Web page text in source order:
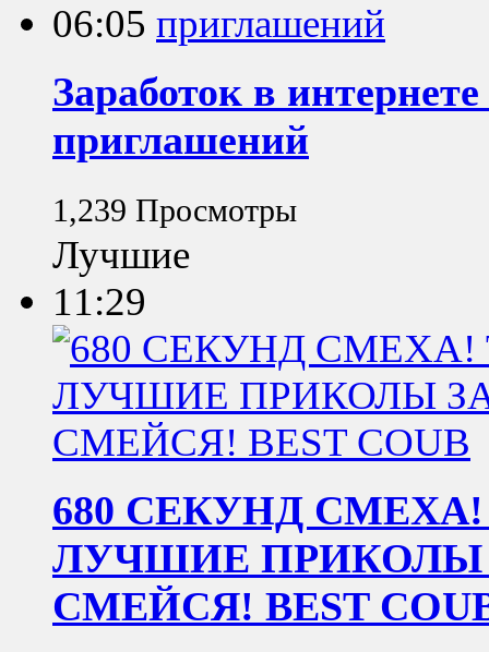
06:05
Заработок в
приглашений
1,239 Просмотры
Лучшие
11:29
680 СЕКУНД
ЛУЧШИЕ ПРИКОЛЫ
СМЕЙСЯ! BEST